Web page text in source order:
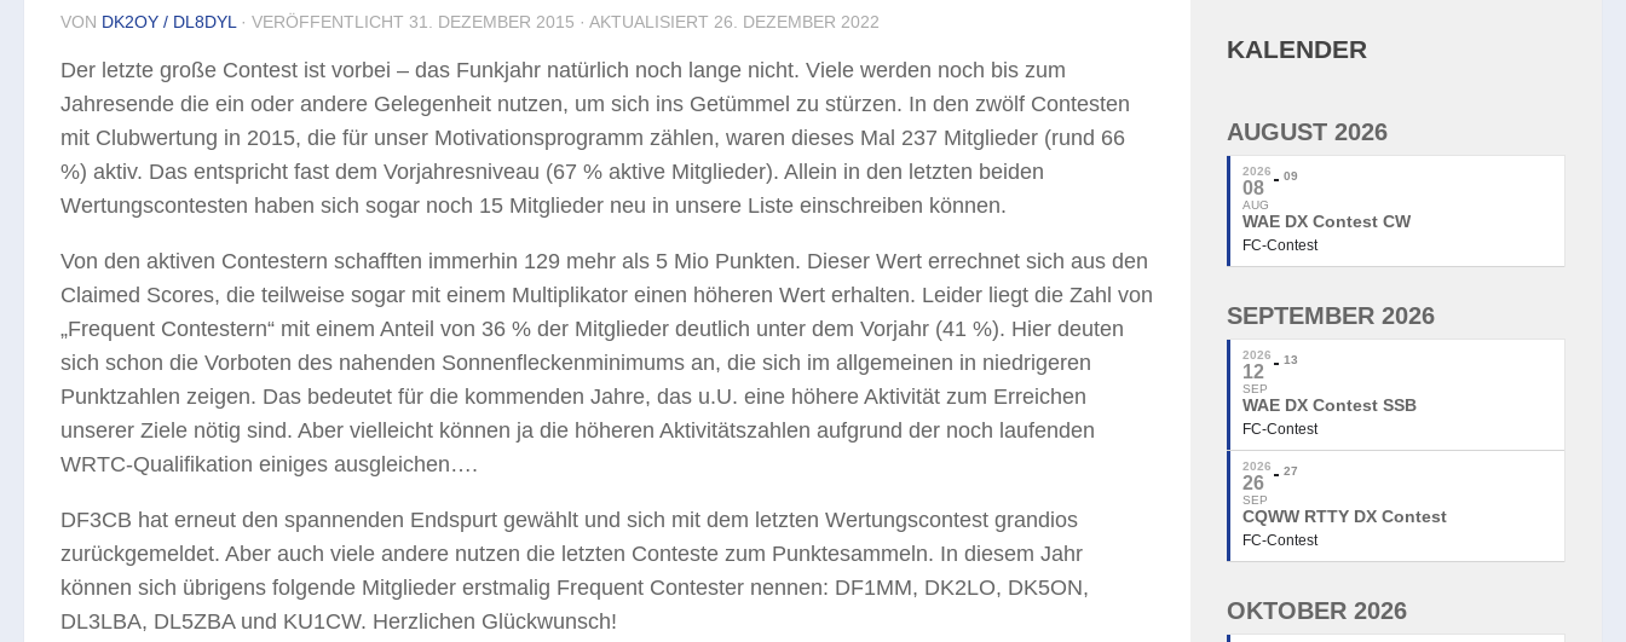
VON DK2OY / DL8DYL · VERÖFFENTLICHT 31. DEZEMBER 2015 · AKTUALISIERT 26. DEZEMBER 2022
Der letzte große Contest ist vorbei – das Funkjahr natürlich noch lange nicht. Viele werden noch bis zum
Jahresende die ein oder andere Gelegenheit nutzen, um sich ins Getümmel zu stürzen. In den zwölf Contesten
mit Clubwertung in 2015, die für unser Motivationsprogramm zählen, waren dieses Mal 237 Mitglieder (rund 66
%) aktiv. Das entspricht fast dem Vorjahresniveau (67 % aktive Mitglieder). Allein in den letzten beiden
Wertungscontesten haben sich sogar noch 15 Mitglieder neu in unsere Liste einschreiben können.
Von den aktiven Contestern schafften immerhin 129 mehr als 5 Mio Punkten. Dieser Wert errechnet sich aus den
Claimed Scores, die teilweise sogar mit einem Multiplikator einen höheren Wert erhalten. Leider liegt die Zahl von
„Frequent Contestern“ mit einem Anteil von 36 % der Mitglieder deutlich unter dem Vorjahr (41 %). Hier deuten
sich schon die Vorboten des nahenden Sonnenfleckenminimums an, die sich im allgemeinen in niedrigeren
Punktzahlen zeigen. Das bedeutet für die kommenden Jahre, das u.U. eine höhere Aktivität zum Erreichen
unserer Ziele nötig sind. Aber vielleicht können ja die höheren Aktivitätszahlen aufgrund der noch laufenden
WRTC-Qualifikation einiges ausgleichen….
DF3CB hat erneut den spannenden Endspurt gewählt und sich mit dem letzten Wertungscontest grandios
zurückgemeldet. Aber auch viele andere nutzen die letzten Conteste zum Punktesammeln. In diesem Jahr
können sich übrigens folgende Mitglieder erstmalig Frequent Contester nennen: DF1MM, DK2LO, DK5ON,
DL3LBA, DL5ZBA und KU1CW. Herzlichen Glückwunsch!
KALENDER
AUGUST 2026
2026
08
AUG
09
WAE DX Contest CW
FC-Contest
SEPTEMBER 2026
2026
12
SEP
13
WAE DX Contest SSB
FC-Contest
2026
26
SEP
27
CQWW RTTY DX Contest
FC-Contest
OKTOBER 2026